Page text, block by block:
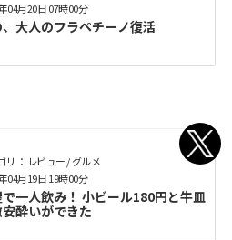
、大人のフラペチーノ復活
04月20日 07時00分
リ： レビュー / グルメ
一人飲み！ 小ビール180円と牛皿
酔いができた
04月19日 19時00分